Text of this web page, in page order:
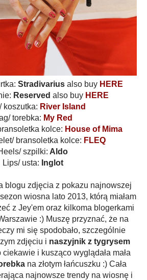
Stradivarius also buy HERE
Reserved also buy HERE
koszutka: River Island
torebka: My Red
kolce: House of Mima
bransoletka kolce: FLEQ
szpilki: Aldo
Lips/ usta: Inglot
blogu zdjęcia z pokazu najnowszej
wiosna lato 2013, którą miałam
z Jey'em oraz kilkoma blogerkami
:) Muszę przyznać, że na
mi się spodobało, szczególnie
zdjęciu i naszyjnik z tygrysem
ciekawie i kuszącowyglądała mała
na złotymłańcuszku :) Cała
najnowsze trendy na wiosnę i